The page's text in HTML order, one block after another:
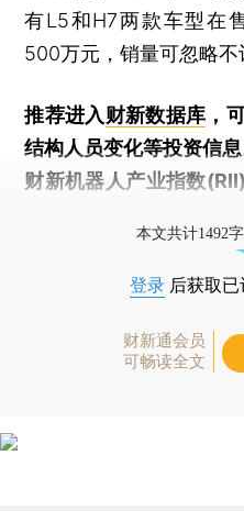
有L5和H7两款车型在
500万元，销量可忽略不
推荐进入财新数据库 ，
结构人员变化等投资信息
财新机器人产业指数
本文共计1492
登录 后获取
财新通会员
可畅读全文